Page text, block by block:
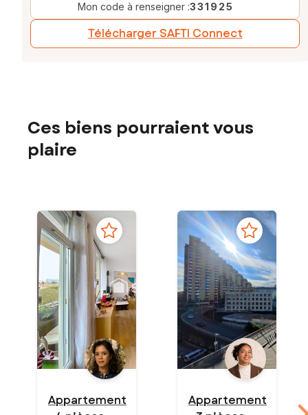
Mon code à renseigner :331925
Télécharger SAFTI Connect
Ces biens pourraient vous
plaire
Appartement
Appartement